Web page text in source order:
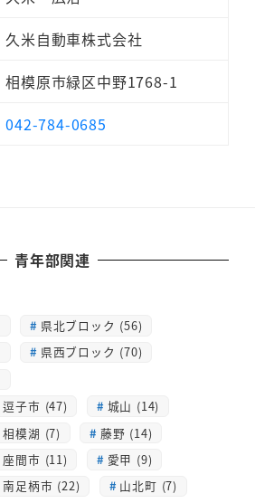
久米自動車株式会社
相模原市緑区中野1768-1
042-784-0685
青年部関連
県北ブロック (56)
県西ブロック (70)
逗子市 (47)
城山 (14)
相模湖 (7)
藤野 (14)
座間市 (11)
愛甲 (9)
南足柄市 (22)
山北町 (7)